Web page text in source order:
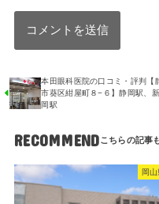
本田眼科医院の口コミ・評判【
市葵区紺屋町８−６】静岡駅、
岡駅
RECOMMEND
岡山